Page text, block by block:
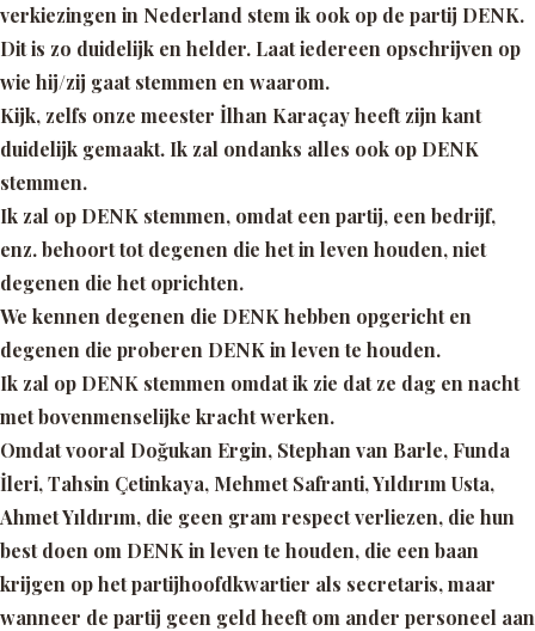
verkiezingen in Nederland stem ik ook op de partij DENK.
Dit is zo duidelijk en helder. Laat iedereen opschrijven op
wie hij/zij gaat stemmen en waarom.
Kijk, zelfs onze meester İlhan Karaçay heeft zijn kant
duidelijk gemaakt. Ik zal ondanks alles ook op DENK
stemmen.
Ik zal op DENK stemmen, omdat een partij, een bedrijf,
enz. behoort tot degenen die het in leven houden, niet
degenen die het oprichten.
We kennen degenen die DENK hebben opgericht en
degenen die proberen DENK in leven te houden.
Ik zal op DENK stemmen omdat ik zie dat ze dag en nacht
met bovenmenselijke kracht werken.
Omdat vooral Doğukan Ergin, Stephan van Barle, Funda
İleri, Tahsin Çetinkaya, Mehmet Safranti, Yıldırım Usta,
Ahmet Yıldırım, die geen gram respect verliezen, die hun
best doen om DENK in leven te houden, die een baan
krijgen op het partijhoofdkwartier als secretaris, maar
wanneer de partij geen geld heeft om ander personeel aan